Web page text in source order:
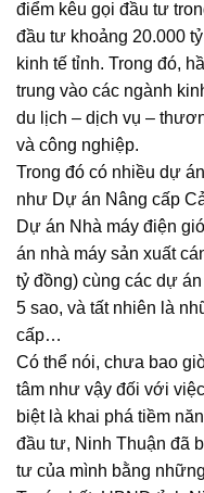
điểm kêu gọi đầu tư
đầu tư khoảng 20.000
kinh tế tỉnh. Trong đó,
trung vào các ngành
du lịch – dịch vụ –
và công nghiệp.
Trong đó có nhiều dự
như Dự án Nâng cấp
Dự án Nhà máy điện
án nhà máy sản xuất
tỷ đồng) cùng các dự
5 sao, và tất nhiên là
cấp…
Có thể nói, chưa bao
tâm như vậy đối với
biệt là khai phá tiềm
đầu tư, Ninh Thuận đã
tư của mình bằng